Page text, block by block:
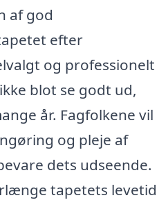
af god
efter
og professionelt
blot se godt ud,
år. Fagfolkene vil
og pleje af
dets udseende.
tapetets levetid